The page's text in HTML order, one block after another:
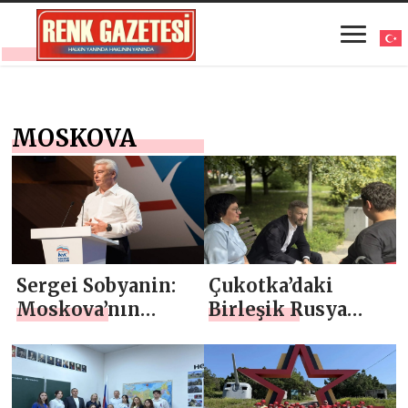
MOSKOVA
Sergei Sobyanin:
Moskova’nın
alanındaki
liderliği ve
Çukotka’daki
Birleşik Rusya
Moskova’daki
askeri hastanelere